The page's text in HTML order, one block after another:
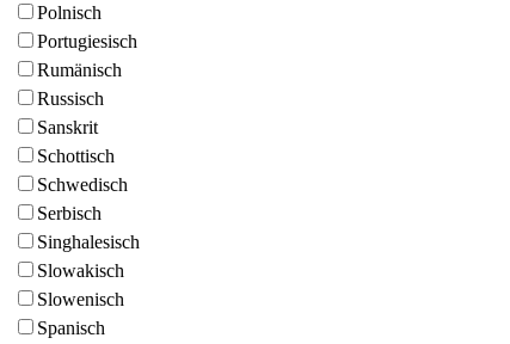
Polnisch
Portugiesisch
Rumänisch
Russisch
Sanskrit
Schottisch
Schwedisch
Serbisch
Singhalesisch
Slowakisch
Slowenisch
Spanisch